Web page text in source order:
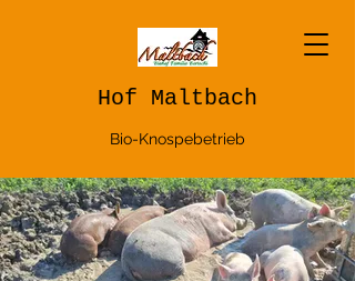
Hof Maltbach
Bio-Knospebetrieb